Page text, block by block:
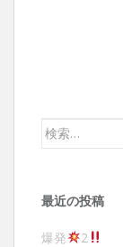
検索:
最近の投稿
爆発 2